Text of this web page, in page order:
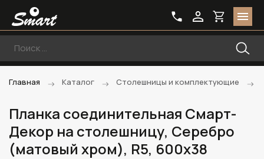
Главная Каталог Столешницы и комплектующие
Планка соединительная Смарт-
Декор на столешницу, Серебро
(матовый хром), R5, 600x38